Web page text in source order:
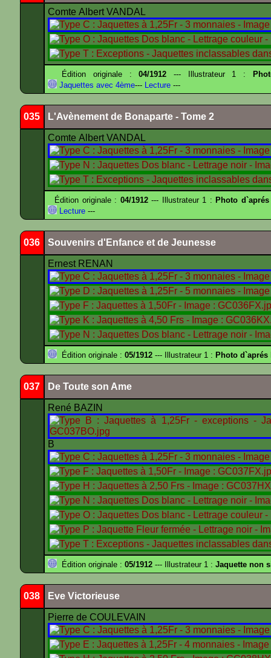
Comte Albert VANDAL
Édition originale :04/1912 --- Illustrateur 1 :
Jaquettes avec 4ème--- Lecture ---
035 L'Avènement de Bonaparte - Tome 2
Comte Albert VANDAL
Édition originale : 04/1912--- Illustrateur 1 : Photo
Lecture ---
036 Souvenirs d'Enfance et de Jeunesse
Ernest RENAN
Édition originale : 05/1912 --- Illustrateur 1 : Photo d`aprés
037 De Toute son Ame
René BAZIN
B
Édition originale : 05/1912 --- Illustrateur 1 : Jaquette non
038 Eve Victorieuse
Pierre de COULEVAIN